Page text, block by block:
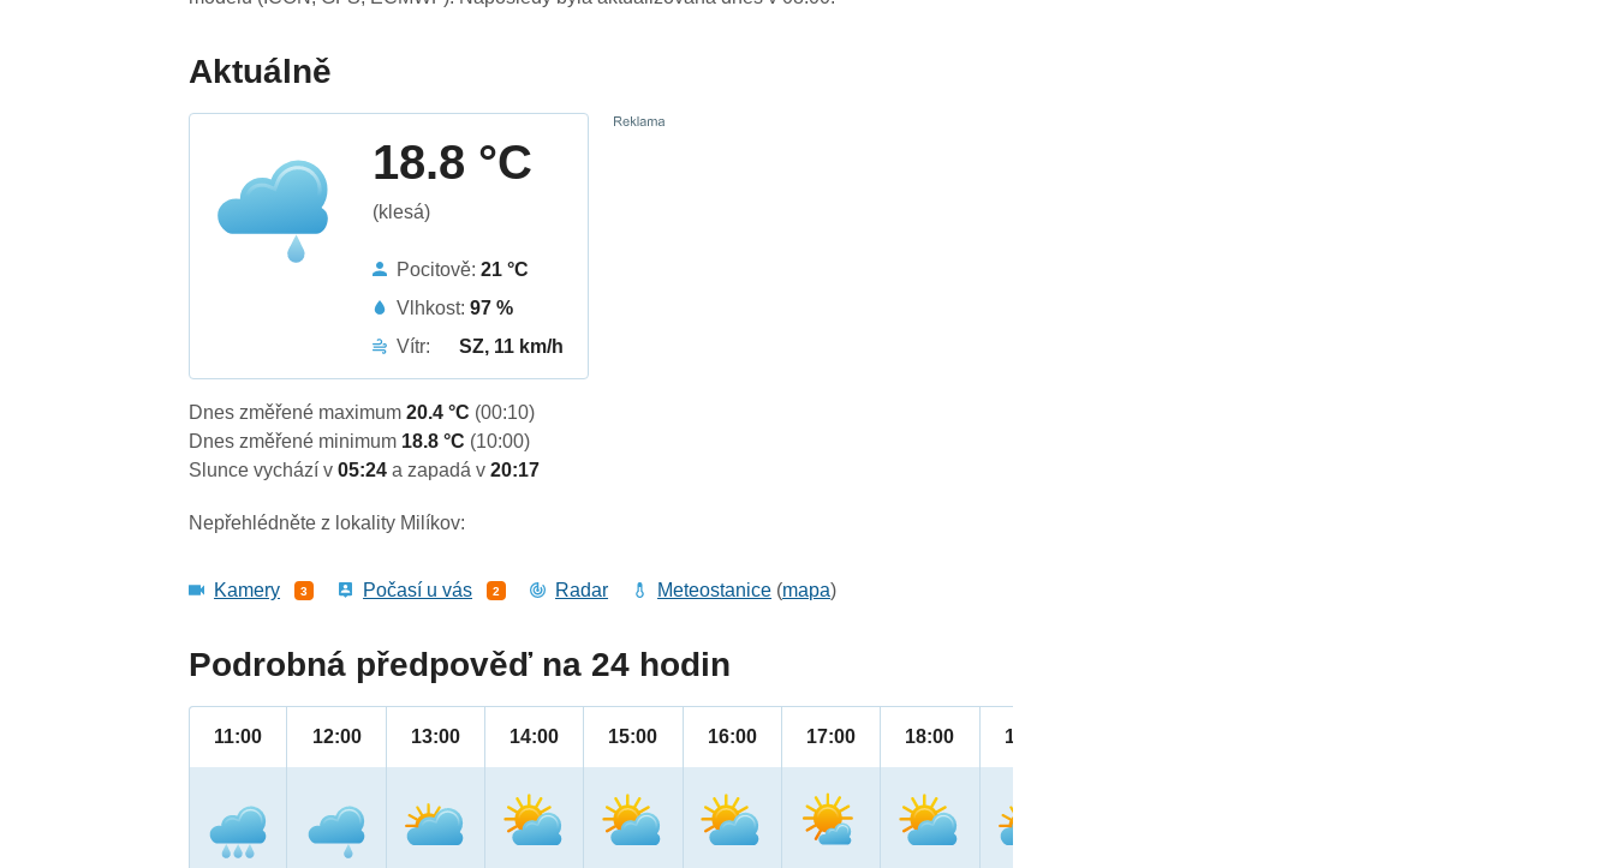
Aktuálně
18.8 °C
(klesá)
Pocitově:21 °C
Vlhkost:97 %
Vítr:
SZ, 11 km/h
Dnes změřené maximum20.4 °C (00:10)
Dnes změřené minimum 18.8 °C (10:00)
Slunce vychází v05:24a zapadá v20:17
Nepřehlédněte z lokality Milíkov:
Kamery 3 Počasí u vás 2 Radar Meteostanice (mapa)
Podrobná předpověď na 24 hodin
11:00 12:00 13:00 14:00 15:00 16:00 17:00 18:00 19:00